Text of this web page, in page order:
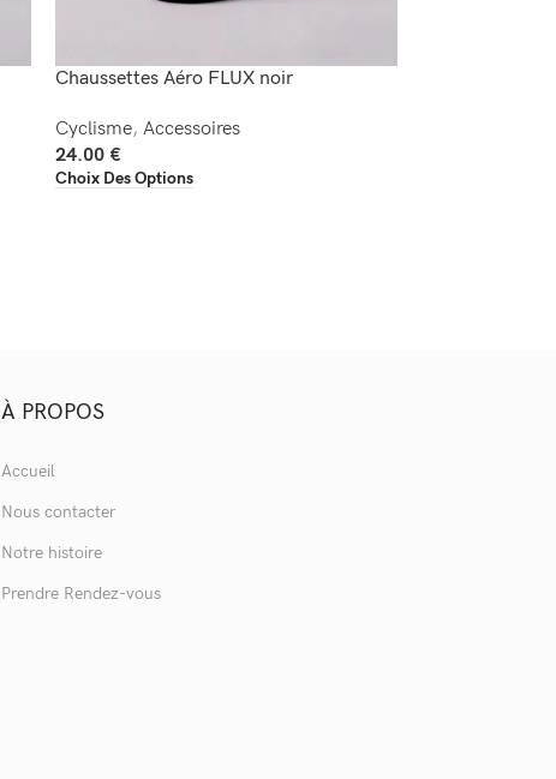
Chaussettes Aéro FLUX noir
Cyclisme, Accessoires
24.00 €
Choix Des Options
À PROPOS
Accueil
Nous contacter
Notre histoire
Prendre Rendez-vous